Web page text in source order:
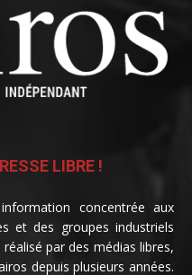
LIBRE !
concentrée aux
et des groupes industriels
par des médias libres,
depuis plusieurs années.